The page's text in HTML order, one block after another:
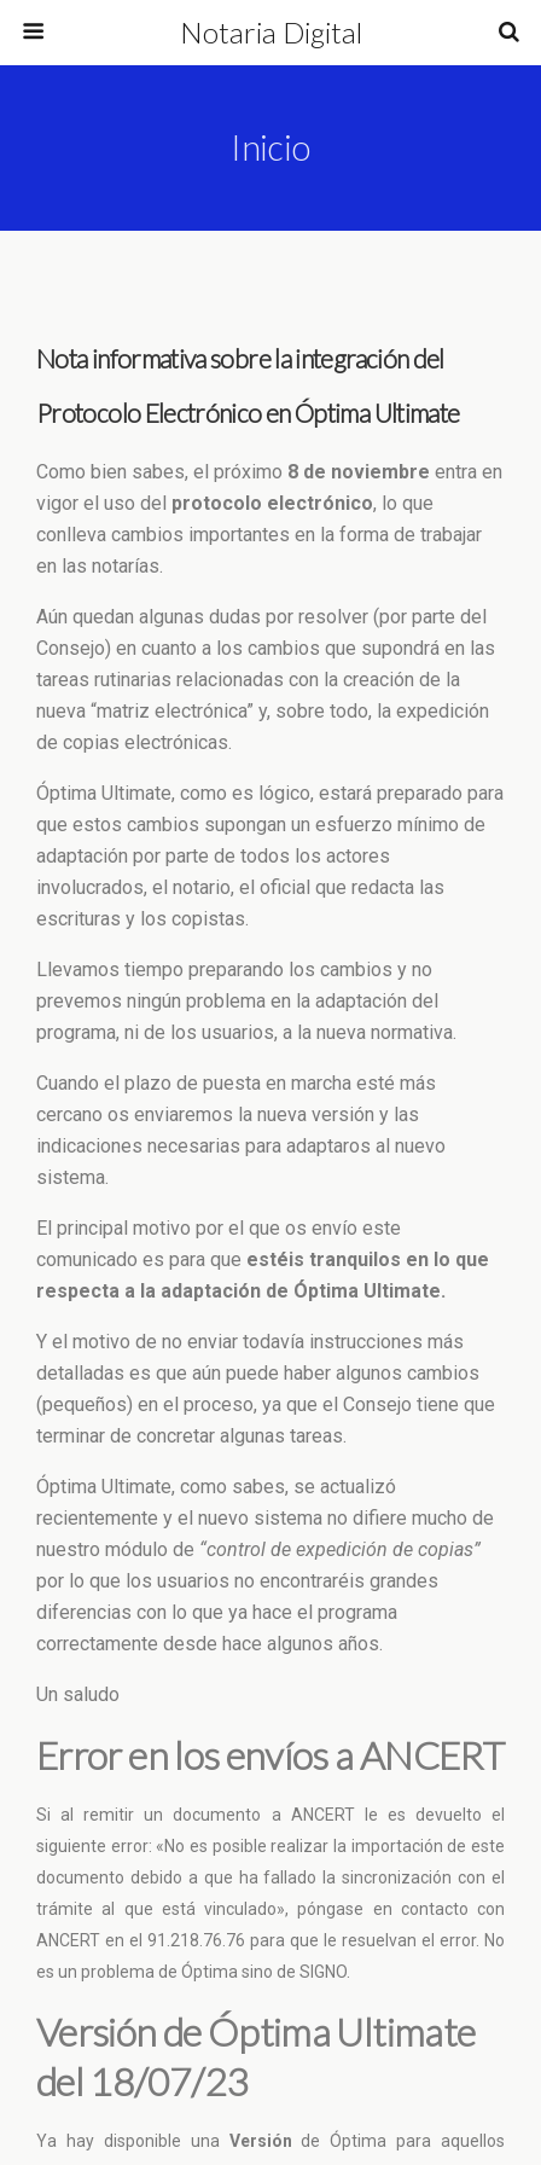
Notaria Digital
Inicio
Nota informativa sobre la integración del
Protocolo Electrónico en Óptima Ultimate
Como bien sabes, el próximo 8 de noviembre entra en
vigor el uso del protocolo electrónico, lo que
conlleva cambios importantes en la forma de trabajar
en las notarías.
Aún quedan algunas dudas por resolver (por parte del
Consejo) en cuanto a los cambios que supondrá en las
tareas rutinarias relacionadas con la creación de la
nueva “matriz electrónica” y, sobre todo, la expedición
de copias electrónicas.
Óptima Ultimate, como es lógico, estará preparado para
que estos cambios supongan un esfuerzo mínimo de
adaptación por parte de todos los actores
involucrados, el notario, el oficial que redacta las
escrituras y los copistas.
Llevamos tiempo preparando los cambios y no
prevemos ningún problema en la adaptación del
programa, ni de los usuarios, a la nueva normativa.
Cuando el plazo de puesta en marcha esté más
cercano os enviaremos la nueva versión y las
indicaciones necesarias para adaptaros al nuevo
sistema.
El principal motivo por el que os envío este
comunicado es para que estéis tranquilos en lo que
respecta a la adaptación de Óptima Ultimate.
Y el motivo de no enviar todavía instrucciones más
detalladas es que aún puede haber algunos cambios
(pequeños) en el proceso, ya que el Consejo tiene que
terminar de concretar algunas tareas.
Óptima Ultimate, como sabes, se actualizó
recientemente y el nuevo sistema no difiere mucho de
nuestro módulo de “control de expedición de copias”
por lo que los usuarios no encontraréis grandes
diferencias con lo que ya hace el programa
correctamente desde hace algunos años.
Un saludo
Error en los envíos a ANCERT
Si al remitir un documento a ANCERT le es devuelto el
siguiente error: «No es posible realizar la importación de este
documento debido a que ha fallado la sincronización con el
trámite al que está vinculado», póngase en contacto con
ANCERT en el 91.218.76.76 para que le resuelvan el error. No
es un problema de Óptima sino de SIGNO.
Versión de Óptima Ultimate
del 18/07/23
Ya hay disponible una Versión de Óptima para aquellos